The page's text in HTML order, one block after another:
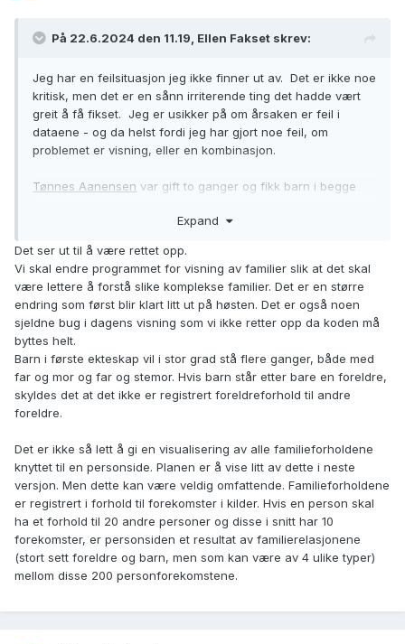
På 22.6.2024 den 11.19, Ellen Fakset skrev:
Jeg har en feilsituasjon jeg ikke finner ut av. Det er ikke noe
kritisk, men det er en sånn irriterende ting det hadde vært
greit å få fikset. Jeg er usikker på om årsaken er feil i
dataene - og da helst fordi jeg har gjort noe feil, om
problemet er visning, eller en kombinasjon.
Tønnes Aanensen var gift to ganger og fikk barn i begge
rekkefølgen på ekteskap er feil). Men hvis jeg f.eks. klikker
noe rart.
Nå er to av barna fra Tønnes' første ekteskap listet opp to
ganger. Liknende feil går igjen på de andre barna.
Som sagt er ikke dette kritisk, men irriterende.
Jeg savner generelt en visualisering av hva som er
grunnlaget for det som vises - særlig hvis jeg har gjort feil
jeg kan rette opp selv.
Expand
Det ser ut til å være rettet opp.
Vi skal endre programmet for visning av familier slik at det skal
være lettere å forstå slike komplekse familier. Det er en større
endring som først blir klart litt ut på høsten. Det er også noen
sjeldne bug i dagens visning som vi ikke retter opp da koden må
byttes helt.
Barn i første ekteskap vil i stor grad stå flere ganger, både med
far og mor og far og stemor. Hvis barn står etter bare en foreldre,
skyldes det at det ikke er registrert foreldreforhold til andre
foreldre.
Det er ikke så lett å gi en visualisering av alle familieforholdene
knyttet til en personside. Planen er å vise litt av dette i neste
versjon. Men dette kan være veldig omfattende. Familieforholdene
er registrert i forhold til forekomster i kilder. Hvis en person skal
ha et forhold til 20 andre personer og disse i snitt har 10
forekomster, er personsiden et resultat av familierelasjonene
(stort sett foreldre og barn, men som kan være av 4 ulike typer)
mellom disse 200 personforekomstene.